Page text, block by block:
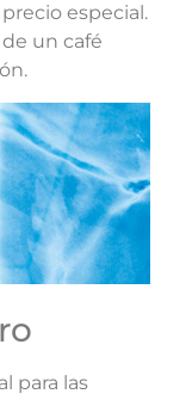
especial.
un café
para las